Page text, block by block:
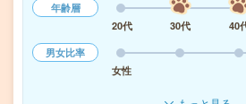
年齢層
20代
30代 40
男女比率
女性